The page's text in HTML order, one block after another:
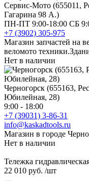
Сервис-Мото (655011,
Гагарина 98 А.)
ПН-ПТ 9:00-18:00 СБ
+7 (3902) 305-975
Магазин запчастей на
веломото
Нет в наличии
Черногорск (655163,
Юбилейная, 28)
9:00 - 18:00
+7 (39031) 3-86-31
info@kaskadtools.ru
Магазин в городе
Нет в наличии
Тележка
22 010 руб. /шт